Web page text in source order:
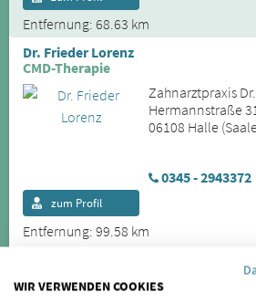
Entfernung: 68.63 km
Dr. Frieder Lorenz
CMD-Therapie
Zahnarztpraxis
Hermannstraße
06108 Halle
0345 - 2943372
Entfernung: 99.58 km
zum Profil
Weitere Städte im Umkreis von
WIR VERWENDEN COOKIES